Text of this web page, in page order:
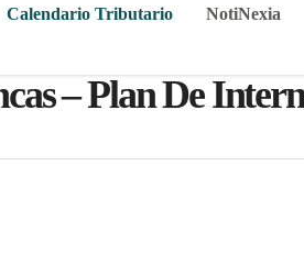
Calendario Tributario NotiNexia
– Plan De